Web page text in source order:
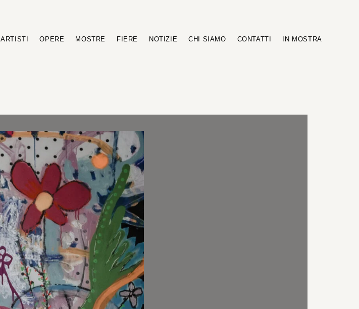
ARTISTI OPERE MOSTRE FIERE NOTIZIE CHI SIAMO CONTATTI IN MOSTRA